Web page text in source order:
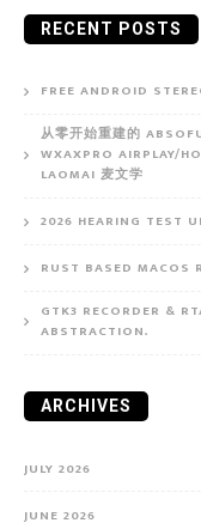
RECENT POSTS
FREE ANDROID
从零开始重建的
WXAXPRO AIRPLAY/
LAOMAI 麦文学
2026 HEARING TEST
RUST BASED MACOS
GTK3 RECORDER &
ABSTRACTION.
ARCHIVES
JULY 2026
JUNE 2026